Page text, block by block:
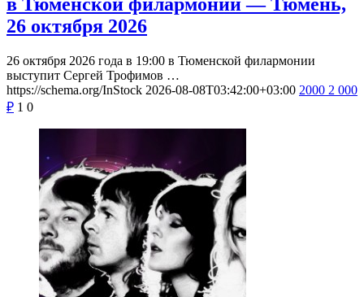
в Тюменской филармонии — Тюмень,
26 октября 2026
26 октября 2026 года в 19:00 в Тюменской филармонии
выступит Сергей Трофимов …
https://schema.org/InStock 2026-08-08T03:42:00+03:00 2000 2 000
₽ 1 0